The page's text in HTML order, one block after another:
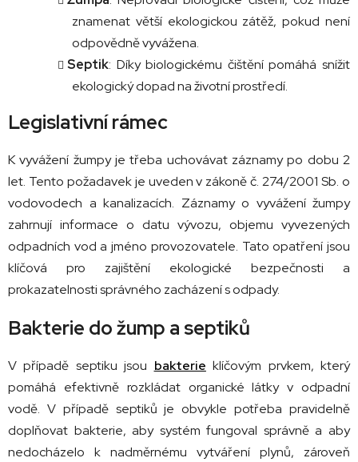
znamenat větší ekologickou zátěž, pokud není
odpovědně vyvážena.
Septik: Díky biologickému čištění pomáhá snížit
ekologický dopad na životní prostředí.
Legislativní rámec
K vyvážení žumpy je třeba uchovávat záznamy po dobu 2
let. Tento požadavek je uveden v zákoně č. 274/2001 Sb. o
vodovodech a kanalizacích. Záznamy o vyvážení žumpy
zahrnují informace o datu vývozu, objemu vyvezených
odpadních vod a jméno provozovatele. Tato opatření jsou
klíčová pro zajištění ekologické bezpečnosti a
prokazatelnosti správného zacházení s odpady.
Bakterie do žump a septiků
V případě septiku jsou bakterie klíčovým prvkem, který
pomáhá efektivně rozkládat organické látky v odpadní
vodě. V případě septiků je obvykle potřeba pravidelně
doplňovat bakterie, aby systém fungoval správně a aby
nedocházelo k nadměrnému vytváření plynů, zároveň